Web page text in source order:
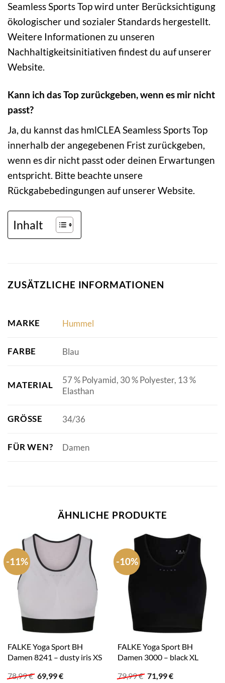
Seamless Sports Top wird unter Berücksichtigung
ökologischer und sozialer Standards hergestellt.
Weitere Informationen zu unseren
Nachhaltigkeitsinitiativen findest du auf unserer
Website.
Kann ich das Top zurückgeben, wenn es mir nicht
passt?
Ja, du kannst das hmlCLEA Seamless Sports Top
innerhalb der angegebenen Frist zurückgeben,
wenn es dir nicht passt oder deinen Erwartungen
entspricht. Bitte beachte unsere
Rückgabebedingungen auf unserer Website.
Inhalt
ZUSÄTZLICHE INFORMATIONEN
MARKE Hummel
FARBE Blau
MATERIAL
57 % Polyamid, 30 % Polyester, 13 %
Elasthan
GRÖSSE 34/36
FÜR WEN? Damen
ÄHNLICHE PRODUKTE
-11%
FALKE Yoga Sport BH
Damen 8241 – dusty iris XS
78,99€ Ursprünglicher
69,99€Aktueller
-10%
FALKE Yoga Sport BH
Damen 3000 – black XL
79,99€ Ursprünglicher
71,99€Aktueller